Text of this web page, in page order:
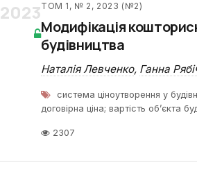
2023ТОМ 1, № 2, 2023 (№2)
Модифікація
будівництва
Наталія Левченко, Ганна
система ціноутворення у
договірна ціна; вартість об’єкта
2307